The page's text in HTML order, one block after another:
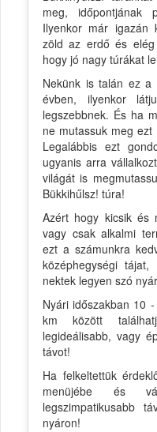
meg, időpontjának
Ilyenkor már igazán
zöld az erdő és elég
hogy jó nagy túrákat
Nekünk is talán ez a
évben, ilyenkor
legszebbnek. És ha
ne mutassuk meg
Legalábbis ezt
ugyanis arra
világát is
Bükkihűlsz! túra!
Azért hogy kicsik és
vagy csak alkalmi
ezt a számunkra
középhegységi
nektek legyen szó
Nyári időszakban 10
km között
legideálisabb, vagy
távot!
Ha felkeltettük
menüjébe és
legszimpatikusabb
nyáron!